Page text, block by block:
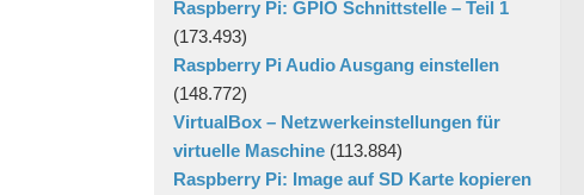
Raspberry Pi: GPIO Schnittstelle – Teil 1
(173.493)
Raspberry Pi Audio Ausgang einstellen
(148.772)
VirtualBox – Netzwerkeinstellungen für
virtuelle Maschine (113.884)
Raspberry Pi: Image auf SD Karte kopieren